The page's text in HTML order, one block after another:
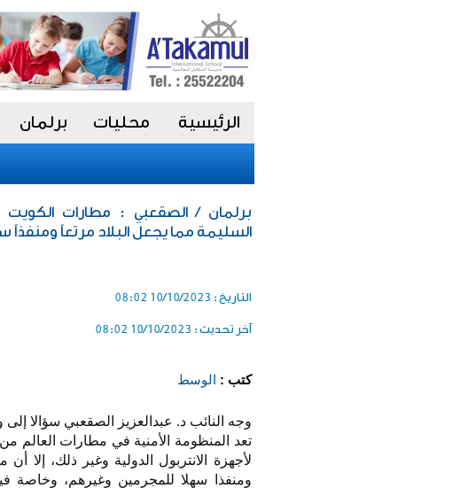
الرئيسية محليات برلمان
برلمان / الصقعبي : مطارات الكويت
السليمة مما يجعل البلاد مرتعاً
التاريخ : 10/10/2023 08:02
آخر تحديث : 10/10/2023 08:02
كتب : الوسط
وجه النائب د. عبدالعزيز الصقعبي سؤالا
تعد المنظومة الأمنية في مطارات العالم
لأجهزة الانتربول الدولية وغير ذلك، إلا